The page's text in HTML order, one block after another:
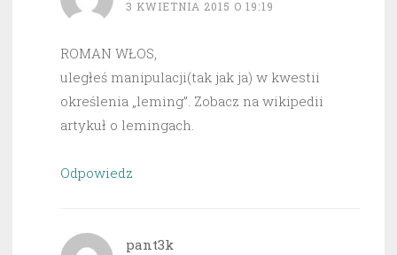
3 KWIETNIA 2015 O 19:19
ROMAN WŁOS,
uległeś manipulacji(tak jak ja) w kwestii
określenia „leming”. Zobacz na wikipedii
artykuł o lemingach.
Odpowiedz
pant3k